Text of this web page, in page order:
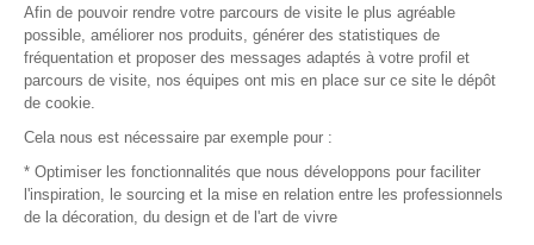
Plan du site
© 2016 –Organisation SAFI
Recrutement
Afin de pouvoir rendre votre parcours de visite le plus agréable
possible, améliorer nos produits, générer des statistiques de
fréquentation et proposer des messages adaptés à votre profil et
parcours de visite, nos équipes ont mis en place sur ce site le dépôt
de cookie.
Cela nous est nécessaire par exemple pour :
* Optimiser les fonctionnalités que nous développons pour faciliter
l'inspiration, le sourcing et la mise en relation entre les professionnels
de la décoration, du design et de l'art de vivre